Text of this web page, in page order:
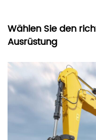
Wählen Sie den
Ausrüstung